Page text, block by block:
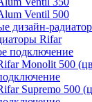
Ventil 500
дизайн-
Rifar
подключение
Monolit 500
Supremo 500